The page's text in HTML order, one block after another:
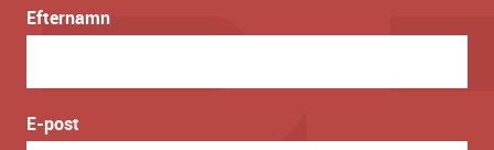
Efternamn
E-post